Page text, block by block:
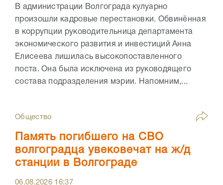
В администрации Волгограда кулуарно
произошли кадровые перестановки. Обвинённая
в коррупции руководительница департамента
экономического развития и инвестиций Анна
Елисеева лишилась высокопоставленного
поста. Она была исключена из руководящего
состава подразделения мэрии. Напомним,...
Общество
Память погибшего на СВО
волгоградца увековечат на ж/д
станции в Волгограде
06.08.2026 16:37